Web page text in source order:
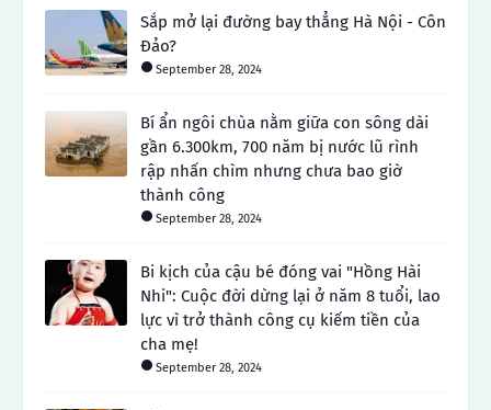
Sắp mở lại đường bay thẳng Hà Nội - Côn
Đảo?
September 28, 2024
Bí ẩn ngôi chùa nằm giữa con sông dài
gần 6.300km, 700 năm bị nước lũ rình
rập nhấn chìm nhưng chưa bao giờ
thành công
September 28, 2024
Bi kịch của cậu bé đóng vai "Hồng Hài
Nhi": Cuộc đời dừng lại ở năm 8 tuổi, lao
lực vì trở thành công cụ kiếm tiền của
cha mẹ!
September 28, 2024